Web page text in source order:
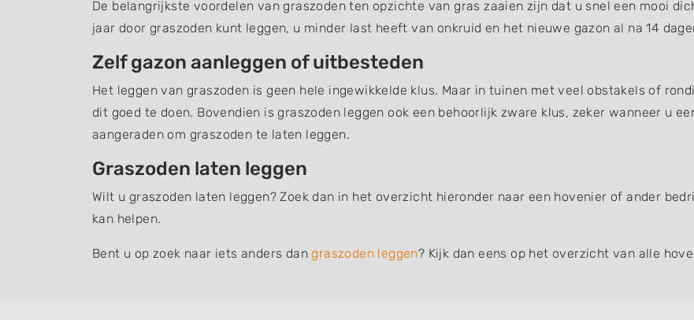
De belangrijkste voordelen van graszoden ten opzichte van gras zaaien zijn dat u snel een mooi
jaar door graszoden kunt leggen, u minder last heeft van onkruid en het nieuwe gazon al na 14
Zelf gazon aanleggen of uitbesteden
Het leggen van graszoden is geen hele ingewikkelde klus. Maar in tuinen met veel obstakels of
dit goed te doen. Bovendien is graszoden leggen ook een behoorlijk zware klus, zeker wanneer u
aangeraden om graszoden te laten leggen.
Graszoden laten leggen
Wilt u graszoden laten leggen? Zoek dan in het overzicht hieronder naar een hovenier of ander
kan helpen.
Bent u op zoek naar iets anders dangraszoden leggen? Kijk dan eens op het overzicht van alle